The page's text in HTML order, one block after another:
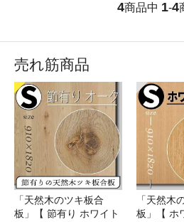
4商品中 1-4
売れ筋商品
「天然木のツキ板合
板」【 節有り ホワイト
「天然木
板」【 ホ